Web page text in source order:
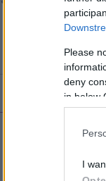
Please
deny
in below
I